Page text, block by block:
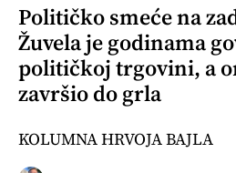
Političko smeće na
Žuvela je godinama
političkoj trgovini, a
završio do grla
KOLUMNA HRVOJA BAJLA